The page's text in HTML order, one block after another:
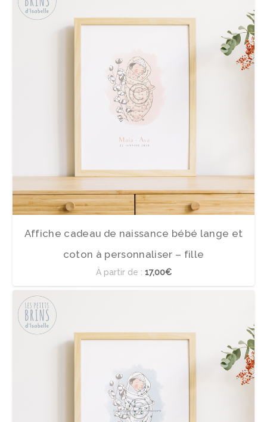
Affiche cadeau de naissance bébé lange et
coton à personnaliser – fille
À partir de : 17,00€